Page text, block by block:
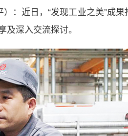
近日，“发现工业之美”成果
及深入交流探讨。